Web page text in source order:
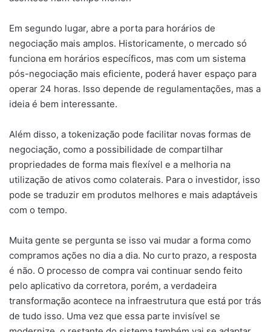
Em segundo lugar, abre a porta para horários de
negociação mais amplos. Historicamente, o mercado só
funciona em horários específicos, mas com um sistema
pós-negociação mais eficiente, poderá haver espaço para
operar 24 horas. Isso depende de regulamentações, mas a
ideia é bem interessante.
Além disso, a tokenização pode facilitar novas formas de
negociação, como a possibilidade de compartilhar
propriedades de forma mais flexível e a melhoria na
utilização de ativos como colaterais. Para o investidor, isso
pode se traduzir em produtos melhores e mais adaptáveis
com o tempo.
Muita gente se pergunta se isso vai mudar a forma como
compramos ações no dia a dia. No curto prazo, a resposta
é não. O processo de compra vai continuar sendo feito
pelo aplicativo da corretora, porém, a verdadeira
transformação acontece na infraestrutura que está por trás
de tudo isso. Uma vez que essa parte invisível se